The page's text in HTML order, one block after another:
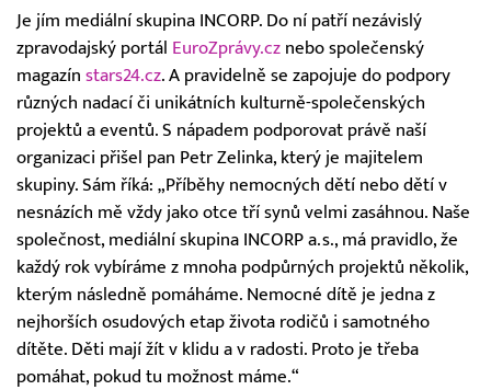
Je jím mediální skupina INCORP. Do ní patří nezávislý
zpravodajský portál EuroZprávy.cz nebo společenský
magazín stars24.cz. A pravidelně se zapojuje do podpory
různých nadací či unikátních kulturně-společenských
projektů a eventů. S nápadem podporovat právě naší
organizaci přišel pan Petr Zelinka, který je majitelem
skupiny. Sám říká: „Příběhy nemocných dětí nebo dětí v
nesnázích mě vždy jako otce tří synů velmi zasáhnou. Naše
společnost, mediální skupina INCORP a.s., má pravidlo, že
každý rok vybíráme z mnoha podpůrných projektů několik,
kterým následně pomáháme. Nemocné dítě je jedna z
nejhorších osudových etap života rodičů i samotného
dítěte. Děti mají žít v klidu a v radosti. Proto je třeba
pomáhat, pokud tu možnost máme.“